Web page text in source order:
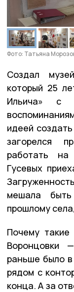
Фото: Татьяна
Создал
который 25
Ильича»
идеей
загорелся
работать на
Гусевых
мешала
прошлому
Почему
Воронцовки
раньше было
рядом с
конца. А за